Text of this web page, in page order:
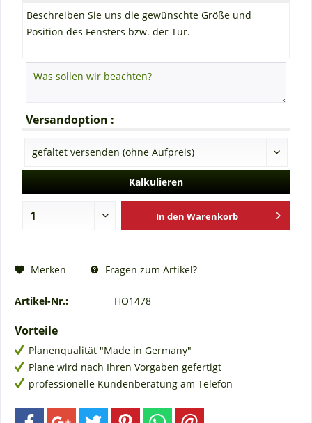
Beschreiben Sie uns die gewünschte Größe und
Position des Fensters bzw. der Tür.
Versandoption :
Kalkulieren
In den Warenkorb
Merken Fragen zum Artikel?
Artikel-Nr.: HO1478
Vorteile
Planenqualität "Made in Germany"
Plane wird nach Ihren Vorgaben gefertigt
professionelle Kundenberatung am Telefon